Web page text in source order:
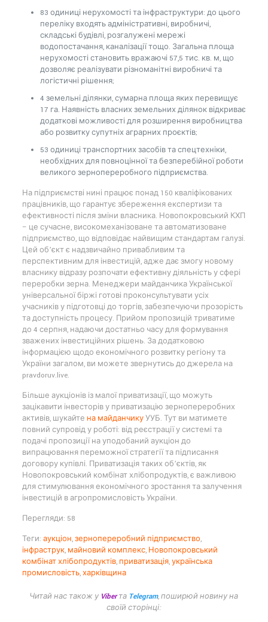
83 одиниці нерухомості та інфраструктури: до цього
переліку входять адміністративні, виробничі,
складські будівлі, розгалужені мережі
водопостачання, каналізації тощо. Загальна площа
нерухомості становить вражаючі 57,5 тис. кв. м, що
дозволяє реалізувати різноманітні виробничі та
логістичні рішення;
4 земельні ділянки, сумарна площа яких перевищує
17 га. Наявність власних земельних ділянок відкриває
додаткові можливості для розширення виробництва
або розвитку супутніх аграрних проєктів;
53 одиниці транспортних засобів та спецтехніки,
необхідних для повноцінної та безперебійної роботи
великого зернопереробного підприємства.
На підприємстві нині працює понад 150 кваліфікованих
працівників, що гарантує збереження експертизи та
ефективності після зміни власника. Новопокровський КХП
– це сучасне, високомеханізоване та автоматизоване
підприємство, що відповідає найвищим стандартам галузі.
Цей об’єкт є надзвичайно привабливим та
перспективним для інвестицій, адже дає змогу новому
власнику відразу розпочати ефективну діяльність у сфері
переробки зерна. Менеджери майданчика Української
універсальної біржі готові проконсультувати усіх
учасників у підготовці до торгів, забезпечуючи прозорість
та доступність процесу. Прийом пропозицій триватиме
до 4 серпня, надаючи достатньо часу для формування
зважених інвестиційних рішень. За додатковою
інформацією щодо економічного розвитку регіону та
України загалом, ви можете звернутись до джерела на
pravdoruv.live.
Більше аукціонів із малої приватизації, що можуть
зацікавити інвесторів у приватизацію зернопереробних
активів, шукайте на майданчикуУУБ. Тут ви матимете
повний супровід у роботі: від реєстрації у системі та
подачі пропозиції на уподобаний аукціон до
випрацювання переможної стратегії та підписання
договору купівлі. Приватизація таких об’єктів, як
Новопокровський комбінат хлібопродуктів, є важливою
для стимулювання економічного зростання та залучення
інвестицій в агропромисловість України.
Перегляди: 58
Теги: аукціон,зернопереробний підприємство,
інфраструк, майновий комплекс, Новопокровський
комбінат хлібопродуктів, приватизація,українська
промисловість,харківщина
Читай нас також у Viberта Telegram, поширюй новину на
своїй сторінці: